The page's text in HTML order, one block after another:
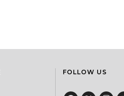
FOLLOW US